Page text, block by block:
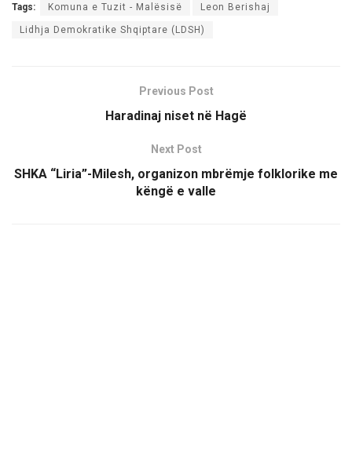
Tags: Komuna e Tuzit - Malësisë Leon Berishaj
Lidhja Demokratike Shqiptare (LDSH)
Previous Post
Haradinaj niset në Hagë
Next Post
SHKA “Liria”-Milesh, organizon mbrëmje folklorike me
këngë e valle